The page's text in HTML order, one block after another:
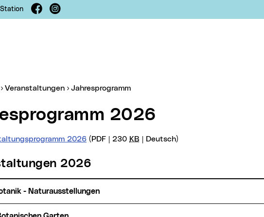
Facebook
Instagram
Veranstaltungen Jahresprogramm
2026
2026 (PDF | 230 KB | Deutsch)
2026
- Naturausstellungen